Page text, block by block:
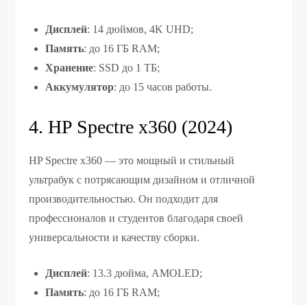
Дисплей: 14 дюймов, 4K UHD;
Память: до 16 ГБ RAM;
Хранение: SSD до 1 ТБ;
Аккумулятор: до 15 часов работы.
4. HP Spectre x360 (2024)
HP Spectre x360 — это мощный и стильный
ультрабук с потрясающим дизайном и отличной
производительностью. Он подходит для
профессионалов и студентов благодаря своей
универсальности и качеству сборки.
Дисплей: 13.3 дюйма, AMOLED;
Память: до 16 ГБ RAM;